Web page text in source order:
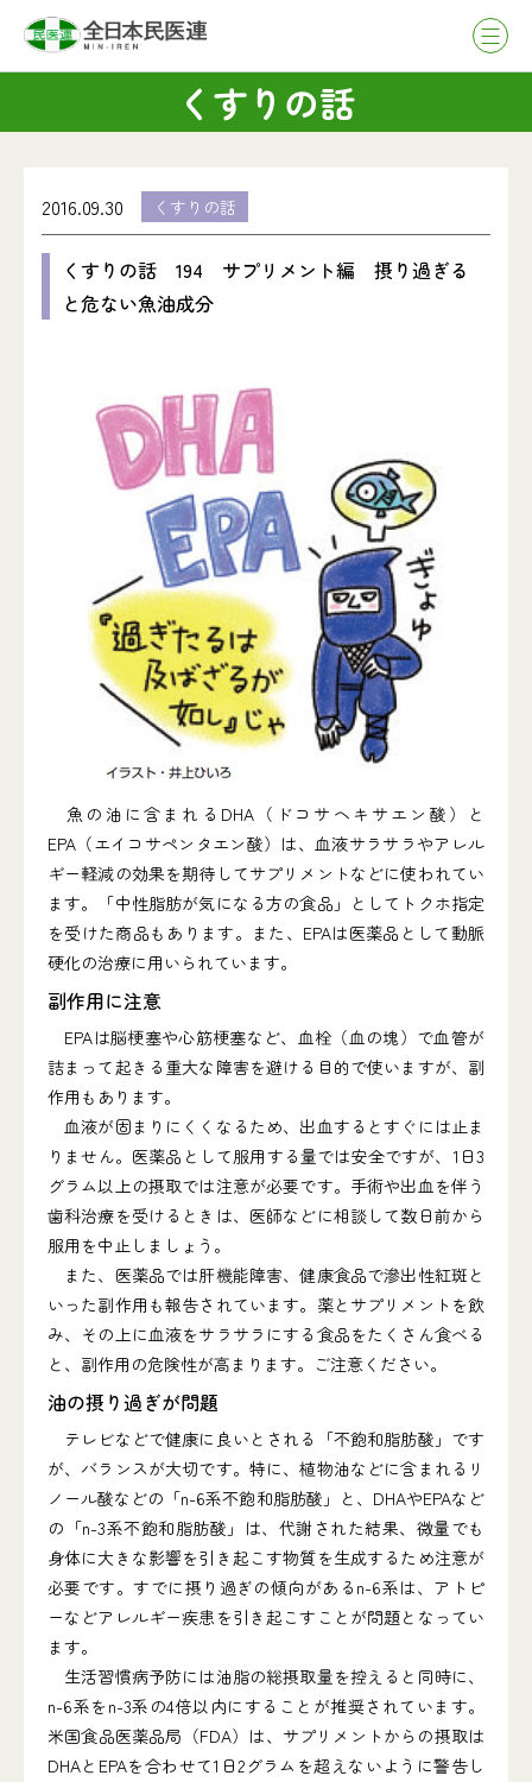
くすりの話
2016.09.30 くすりの話
くすりの話 194 サプリメント編 摂り過ぎる
と危ない魚油成分
魚の油に含まれるDHA（ドコサヘキサエン酸）と
EPA（エイコサペンタエン酸）は、血液サラサラやアレル
ギー軽減の効果を期待してサプリメントなどに使われてい
ます。「中性脂肪が気になる方の食品」としてトクホ指定
を受けた商品もあります。また、EPAは医薬品として動脈
硬化の治療に用いられています。
副作用に注意
EPAは脳梗塞や心筋梗塞など、血栓（血の塊）で血管が
詰まって起きる重大な障害を避ける目的で使いますが、副
作用もあります。
血液が固まりにくくなるため、出血するとすぐには止ま
りません。医薬品として服用する量では安全ですが、1日3
グラム以上の摂取では注意が必要です。手術や出血を伴う
歯科治療を受けるときは、医師などに相談して数日前から
服用を中止しましょう。
また、医薬品では肝機能障害、健康食品で滲出性紅斑と
いった副作用も報告されています。薬とサプリメントを飲
み、その上に血液をサラサラにする食品をたくさん食べる
と、副作用の危険性が高まります。ご注意ください。
油の摂り過ぎが問題
テレビなどで健康に良いとされる「不飽和脂肪酸」です
が、バランスが大切です。特に、植物油などに含まれるリ
ノール酸などの「n-6系不飽和脂肪酸」と、DHAやEPAなど
の「n-3系不飽和脂肪酸」は、代謝された結果、微量でも
身体に大きな影響を引き起こす物質を生成するため注意が
必要です。すでに摂り過ぎの傾向があるn-6系は、アトピ
ーなどアレルギー疾患を引き起こすことが問題となってい
ます。
生活習慣病予防には油脂の総摂取量を控えると同時に、
n-6系をn-3系の4倍以内にすることが推奨されています。
米国食品医薬品局（FDA）は、サプリメントからの摂取は
DHAとEPAを合わせて1日2グラムを超えないように警告し